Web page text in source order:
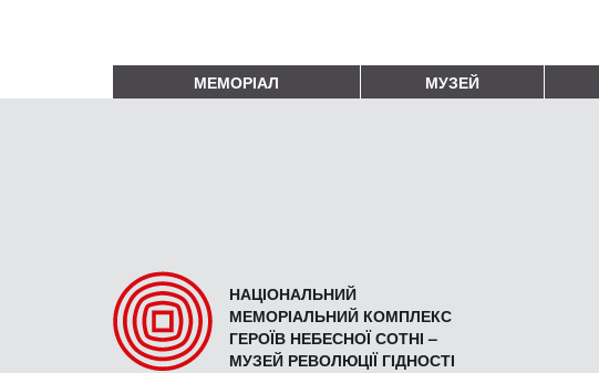
МЕМОРІАЛ МУЗЕЙ
НАЦІОНАЛЬНИЙ
МЕМОРІАЛЬНИЙ КОМПЛЕКС
ГЕРОЇВ НЕБЕСНОЇ СОТНІ –
МУЗЕЙ РЕВОЛЮЦІЇ ГІДНОСТІ